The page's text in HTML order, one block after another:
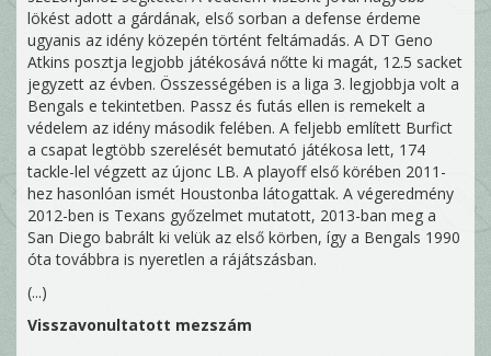
lökést adott a gárdának, első sorban a defense érdeme
ugyanis az idény közepén történt feltámadás. A DT Geno
Atkins posztja legjobb játékosává nőtte ki magát, 12.5 sacket
jegyzett az évben. Összességében is a liga 3. legjobbja volt a
Bengals e tekintetben. Passz és futás ellen is remekelt a
védelem az idény második felében. A feljebb említett Burfict
a csapat legtöbb szerelését bemutató játékosa lett, 174
tackle-lel végzett az újonc LB. A playoff első körében 2011-
hez hasonlóan ismét Houstonba látogattak. A végeredmény
2012-ben is Texans győzelmet mutatott, 2013-ban meg a
San Diego babrált ki velük az első körben, így a Bengals 1990
óta továbbra is nyeretlen a rájátszásban.
(...)
Visszavonultatott mezszám